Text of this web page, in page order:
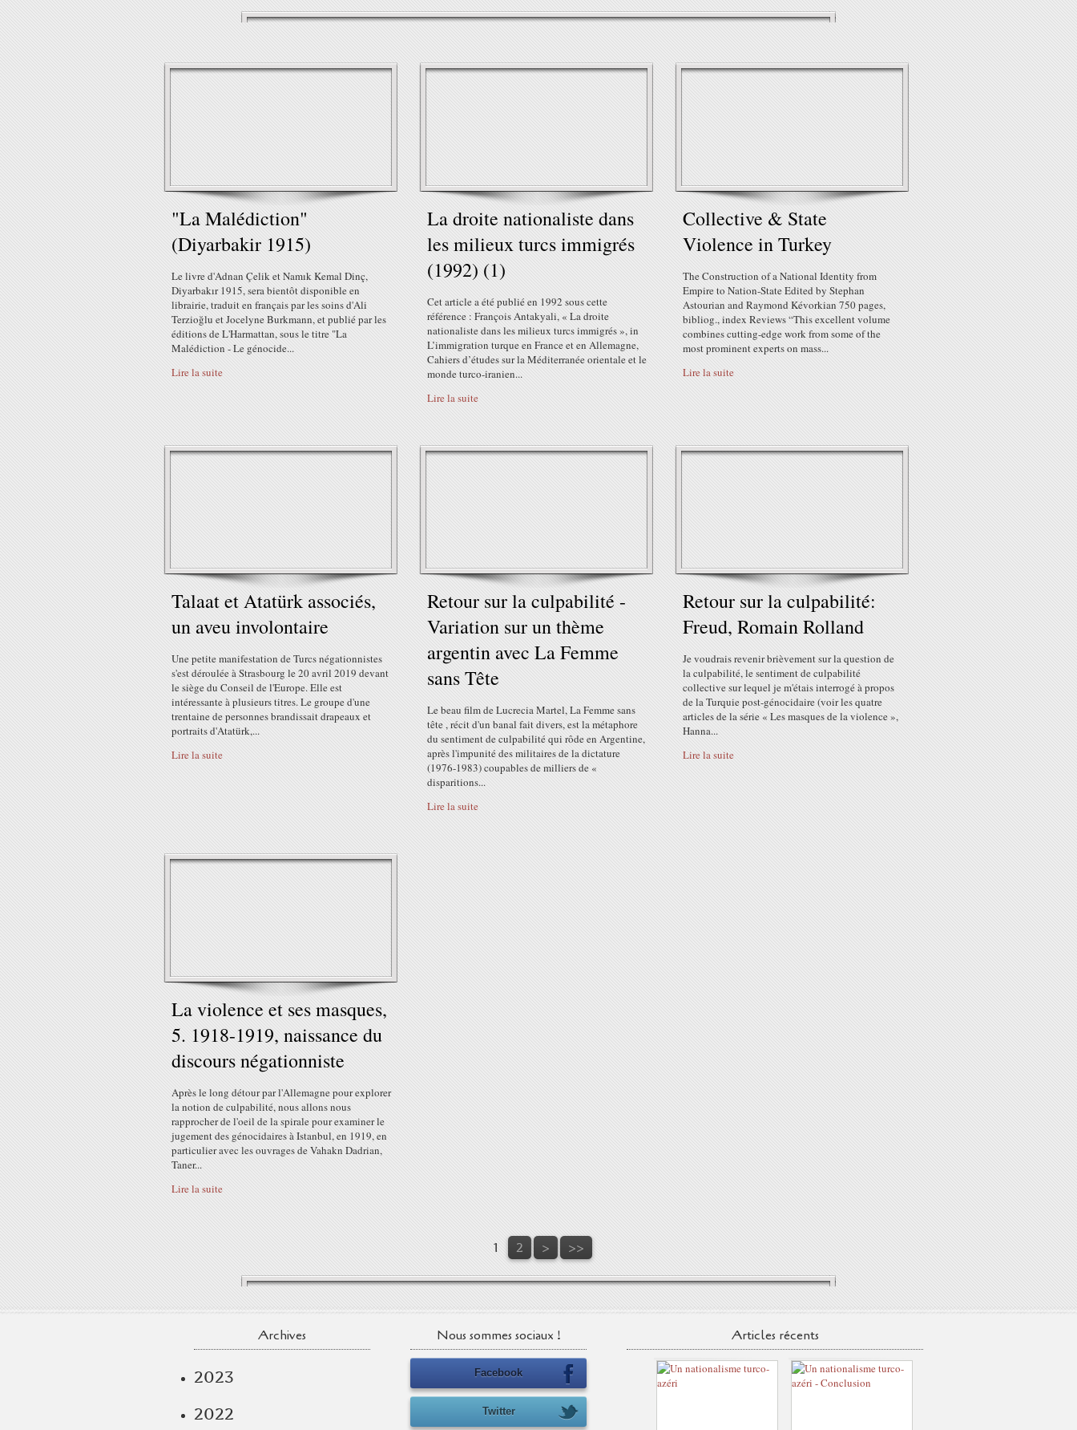
"La Malédiction"
(Diyarbakir 1915)
Le livre d'Adnan Çelik et Namık Kemal Dinç,
Diyarbakır 1915, sera bientôt disponible en
librairie, traduit en français par les soins d'Ali
Terzioğlu et Jocelyne Burkmann, et publié par les
éditions de L'Harmattan, sous le titre "La
Malédiction - Le génocide...
Lire la suite
La droite nationaliste dans
les milieux turcs immigrés
(1992) (1)
Cet article a été publié en 1992 sous cette
référence : François Antakyali, « La droite
nationaliste dans les milieux turcs immigrés », in
L’immigration turque en France et en Allemagne,
Cahiers d’études sur la Méditerranée orientale et le
monde turco-iranien...
Lire la suite
Collective & State
Violence in Turkey
The Construction of a National Identity from
Empire to Nation-State Edited by Stephan
Astourian and Raymond Kévorkian 750 pages,
bibliog., index Reviews “This excellent volume
combines cutting-edge work from some of the
most prominent experts on mass...
Lire la suite
Talaat et Atatürk associés,
un aveu involontaire
Une petite manifestation de Turcs négationnistes
s'est déroulée à Strasbourg le 20 avril 2019 devant
le siège du Conseil de l'Europe. Elle est
intéressante à plusieurs titres. Le groupe d'une
trentaine de personnes brandissait drapeaux et
portraits d'Atatürk,...
Lire la suite
Retour sur la culpabilité -
Variation sur un thème
argentin avec La Femme
sans Tête
Le beau film de Lucrecia Martel, La Femme sans
tête , récit d'un banal fait divers, est la métaphore
du sentiment de culpabilité qui rôde en Argentine,
après l'impunité des militaires de la dictature
(1976-1983) coupables de milliers de «
disparitions...
Lire la suite
Retour sur la culpabilité:
Freud, Romain Rolland
Je voudrais revenir brièvement sur la question de
la culpabilité, le sentiment de culpabilité
collective sur lequel je m'étais interrogé à propos
de la Turquie post-génocidaire (voir les quatre
articles de la série « Les masques de la violence »,
Hanna...
Lire la suite
La violence et ses masques,
5. 1918-1919, naissance du
discours négationniste
Après le long détour par l'Allemagne pour explorer
la notion de culpabilité, nous allons nous
rapprocher de l'oeil de la spirale pour examiner le
jugement des génocidaires à Istanbul, en 1919, en
particulier avec les ouvrages de Vahakn Dadrian,
Taner...
Lire la suite
1 2 > >>
Archives
2023
2022
Nous sommes sociaux !
Facebook
Twitter
Articles récents